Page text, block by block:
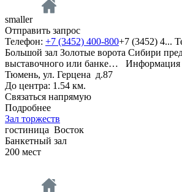
smaller
Отправить запрос
Телефон: +7 (3452) 400-800+7 (3452) 4...
Большой зал Золотые ворота Сибири
выставочного или банке… Информация
Тюмень, ул. Герцена д.87
До центра: 1.54 км.
Связаться напрямую
Подробнее
Зал торжеств
гостиница Восток
Банкетный зал
200 мест